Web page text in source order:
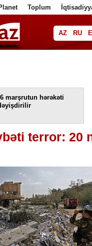
Toplum
AZ RU
فا
6 marşrutun hərəkəti
terror: 20